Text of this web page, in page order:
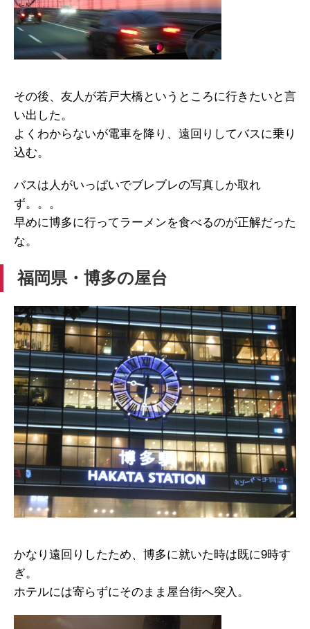
その後、友人が若戸大橋というところに行きたいと言
い出した。
よくわからないが電車を降り、遠回りしてバスに乗り
込む。
バスは人がいっぱいでブレブレの写真しか取れ
ず。。。
早めに博多に行ってラーメンを食べるのが正解だった
な。
福岡県・博多の屋台
かなり遠回りしたため、博多に就いた時は既に9時す
ぎ。
ホテルには寄らずにそのまま屋台街へ突入。